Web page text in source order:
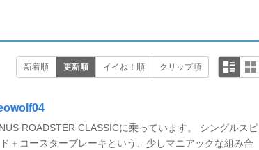
新着順 更新順 イイね！順 クリップ順
ROADSTER CLASSICに乗っています。 シングルスピ
＋コースターブレーキという、少しマニアックな組み合